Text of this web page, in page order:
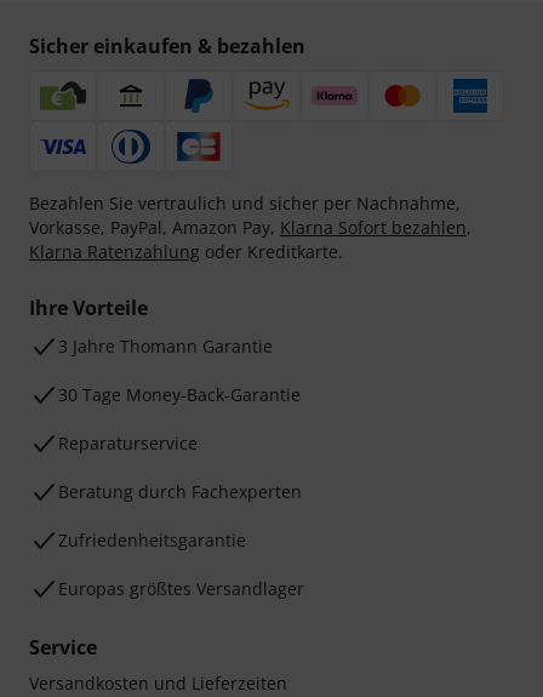
Sicher einkaufen & bezahlen
Bezahlen Sie vertraulich und sicher per Nachnahme,
Vorkasse, PayPal, Amazon Pay, Klarna Sofort bezahlen,
Klarna Ratenzahlung oder Kreditkarte.
Ihre Vorteile
3 Jahre Thomann Garantie
30 Tage Money-Back-Garantie
Reparaturservice
Beratung durch Fachexperten
Zufriedenheitsgarantie
Europas größtes Versandlager
Service
Versandkosten und Lieferzeiten